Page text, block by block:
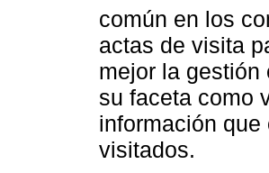
común en los
actas de visita
mejor la gestión
su faceta como
información
visitados.